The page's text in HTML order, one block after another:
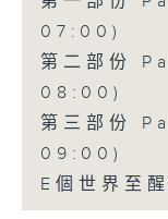
07:00)
第二部份
08:00)
第三部份
09:00)
E個世界至